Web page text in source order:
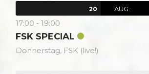
20 AUG.
17:00 -19:00
FSK SPECIAL
Donnerstag, FSK (live!)